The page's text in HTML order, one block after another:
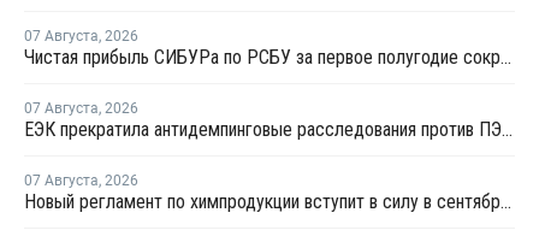
07 Августа, 2026
Чистая прибыль СИБУРа по РСБУ за первое полугодие сократилась в 3,6 раза
07 Августа, 2026
ЕЭК прекратила антидемпинговые расследования против ПЭ и ПП из Азербайджана и Туркменистана
07 Августа, 2026
Новый регламент по химпродукции вступит в силу в сентябре 2027 года